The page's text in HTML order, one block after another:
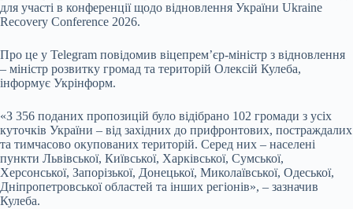
для участі в конференції щодо відновлення України Ukraine
Recovery Conference 2026.
Про це у Telegram повідомив віцепрем’єр-міністр з відновлення
– міністр розвитку громад та територій Олексій Кулеба,
інформує Укрінформ.
«З 356 поданих пропозицій було відібрано 102 громади з усіх
куточків України – від західних до прифронтових, постраждалих
та тимчасово окупованих територій. Серед них – населені
пункти Львівської, Київської, Харківської, Сумської,
Херсонської, Запорізької, Донецької, Миколаївської, Одеської,
Дніпропетровської областей та інших регіонів», – зазначив
Кулеба.